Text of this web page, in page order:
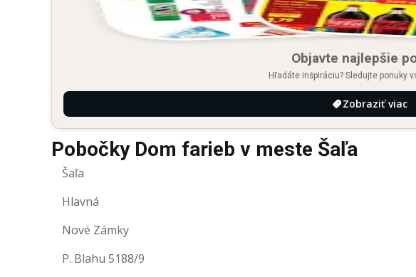
Objavte najlepšie
Hľadáte inšpiráciu? Sledujte ponuky
Zobraziť viac
Pobočky Dom farieb v meste Šaľa
Šaľa
Hlavná
Nové Zámky
P. Blahu 5188/9